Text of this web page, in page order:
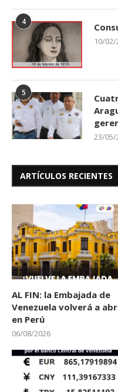
4
10/02/
5
23/05/
ARTÍCULOS RECIENTES
AL FIN: la Embajada de
Venezuela volverá a
en Perú
06/08/2026